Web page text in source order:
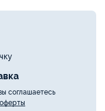
соглашаетесь